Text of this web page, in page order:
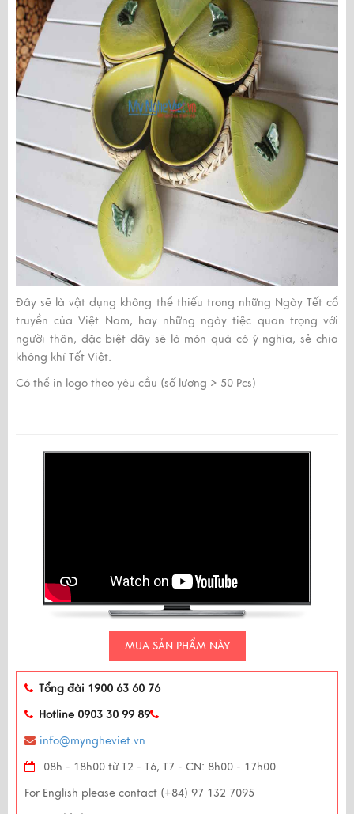
Đây sẽ là vật dụng không thể thiếu trong những Ngày Tết cổ
truyền của Việt Nam, hay những ngày tiệc quan trọng với
người thân, đặc biệt đây sẽ là món quà có ý nghĩa, sẻ chia
không khí Tết Việt.
Có thể in logo theo yêu cầu (số lượng > 50 Pcs)
MUA SẢN PHẨM NÀY
Tổng đài 1900 63 60 76
Hotline 0903 30 99 89
info@myngheviet.vn
08h - 18h00 từ T2 - T6, T7 - CN: 8h00 - 17h00
For English please contact (+84) 97 132 7095